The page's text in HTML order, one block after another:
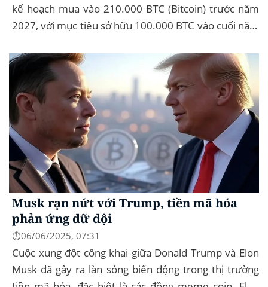
kế hoạch mua vào 210.000 BTC (Bitcoin) trước năm
2027, với mục tiêu sở hữu 100.000 BTC vào cuối năm
Musk rạn nứt với Trump, tiền mã hóa
phản ứng dữ dội
⏱️06/06/2025, 07:31
Cuộc xung đột công khai giữa Donald Trump và Elon
Musk đã gây ra làn sóng biến động trong thị trường